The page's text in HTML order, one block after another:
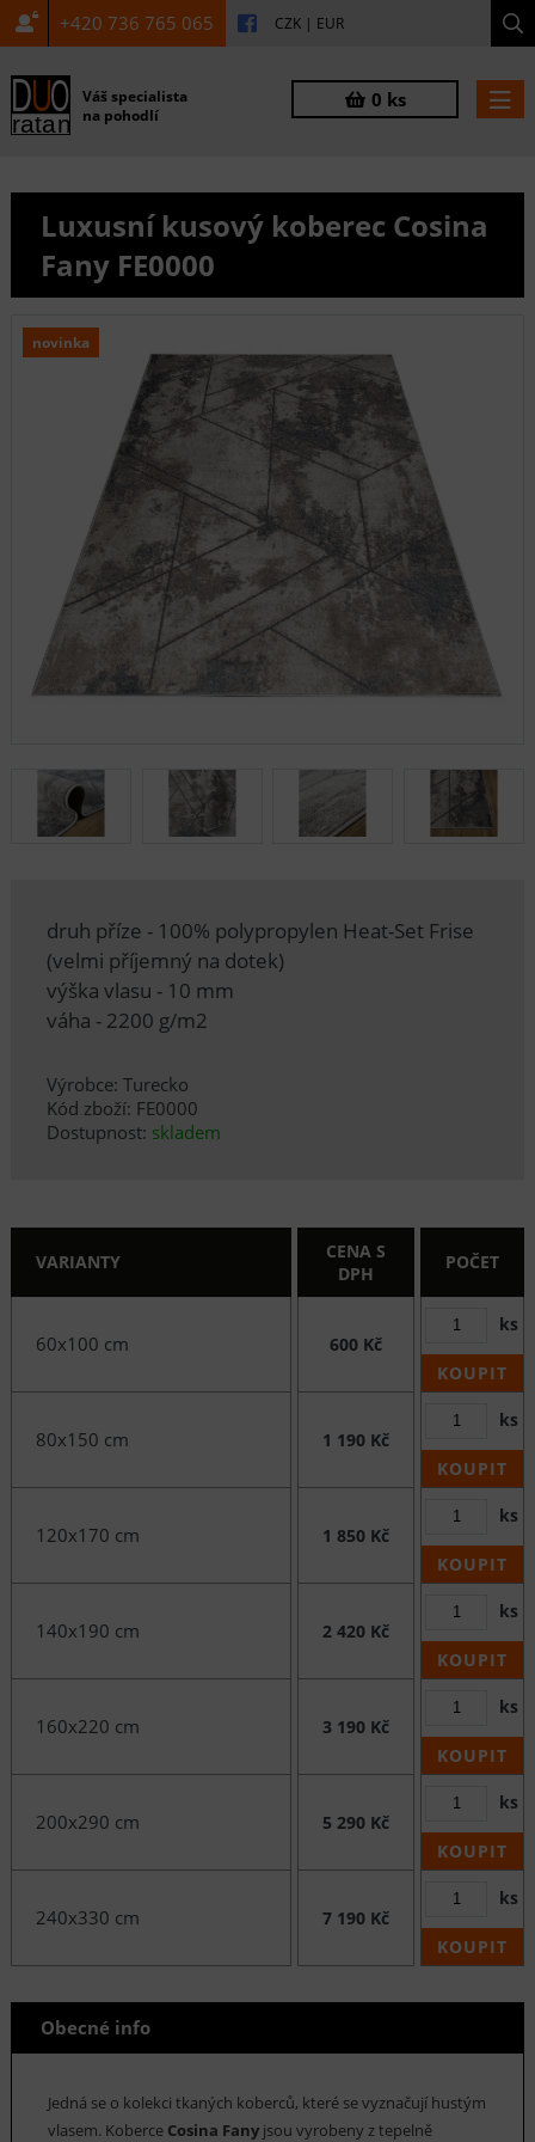
+420 736 765 065 CZK | EUR
Váš specialista
na pohodlí
0 ks
Luxusní kusový koberec Cosina
Fany FE0000
novinka
druh příze - 100% polypropylen Heat-Set Frise
(velmi příjemný na dotek)
výška vlasu - 10 mm
váha - 2200 g/m2
Výrobce: Turecko
Kód zboží: FE0000
Dostupnost: skladem
VARIANTY
CENA S
DPH
POČET
60x100 cm 600 Kč
ks
KOUPIT
80x150 cm 1 190 Kč
ks
KOUPIT
120x170 cm 1 850 Kč
ks
KOUPIT
140x190 cm 2 420 Kč
ks
KOUPIT
160x220 cm 3 190 Kč
ks
KOUPIT
200x290 cm 5 290 Kč
ks
KOUPIT
240x330 cm 7 190 Kč
ks
KOUPIT
Obecné info
Jedná se o kolekci tkaných koberců, které se vyznačují hustým
vlasem. Koberce Cosina Fany jsou vyrobeny z tepelně